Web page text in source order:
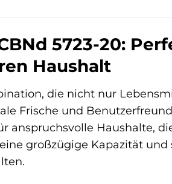
5723-20:
Haushalt
die nicht nur
Frische und
anspruchsvolle Haushalte,
großzügige Kapazität